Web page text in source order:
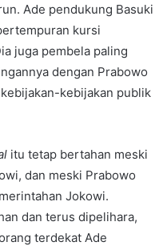
Ade pendukung Basuki
kursi
juga pembela paling
dengan Prabowo
kebijakan publik
itu tetap bertahan meski
dan meski Prabowo
Jokowi.
dan terus dipelihara,
terdekat Ade